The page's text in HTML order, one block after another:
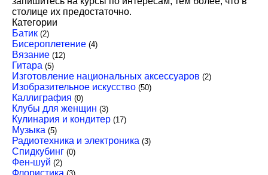
столице их предостаточно.
Категории
Батик (2)
Бисероплетение (4)
Вязание (12)
Гитара (5)
Изготовление национальных аксессуаров (2)
Изобразительное искусство (50)
Каллиграфия (0)
Клубы для женщин (3)
Кулинария и кондитер (17)
Музыка (5)
Радиотехника и электроника (3)
Спидкубинг (0)
Фен-шуй (2)
Флористика